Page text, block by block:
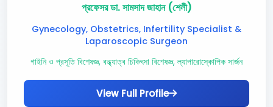
প্রফেসর ডা. সামসাদ জাহান (শেলী)
Gynecology, Obstetrics, Infertility Specialist &
Laparoscopic Surgeon
গাইনি ও প্রসূতি বিশেষজ্ঞ, বন্ধ্যাত্ব চিকিৎসা বিশেষজ্ঞ, ল্যাপারোস্কোপিক সার্জন
View Full Profile